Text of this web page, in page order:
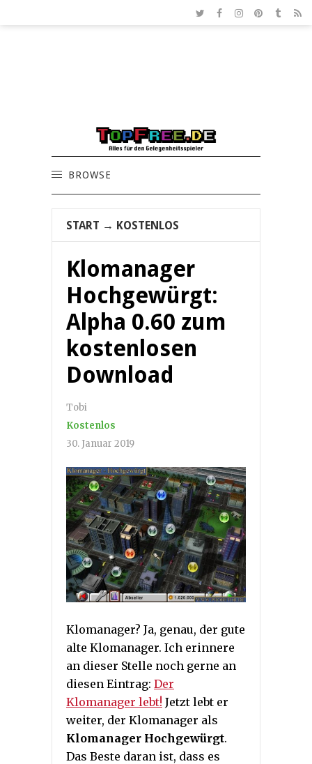
BROWSE
START → KOSTENLOS
Klomanager
Hochgewürgt:
Alpha 0.60 zum
kostenlosen
Download
Tobi
Kostenlos
30. Januar 2019
Klomanager? Ja, genau, der gute
alte Klomanager. Ich erinnere
an dieser Stelle noch gerne an
diesen Eintrag: Der
Klomanager lebt! Jetzt lebt er
weiter, der Klomanager als
Klomanager Hochgewürgt.
Das Beste daran ist, dass es